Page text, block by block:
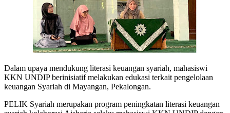
Dalam upaya mendukung literasi keuangan syariah, mahasiswi
KKN UNDIP berinisiatif melakukan edukasi terkait pengelolaan
keuangan Syariah di Mayangan, Pekalongan.
PELIK Syariah merupakan program peningkatan literasi keuangan